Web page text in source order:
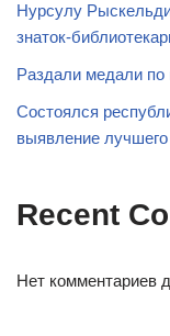
Нурсулу
знаток-
Раздали медали
Состоялся
выявление
Recent
Нет комментариев